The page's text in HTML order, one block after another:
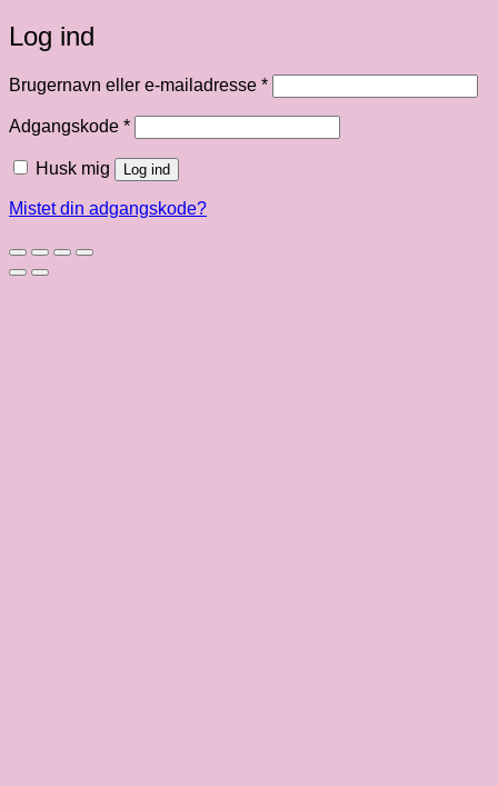
Log ind
Brugernavn eller e-mailadresse *Påkrævet
Adgangskode *Påkrævet
Husk mig Log ind
Mistet din adgangskode?